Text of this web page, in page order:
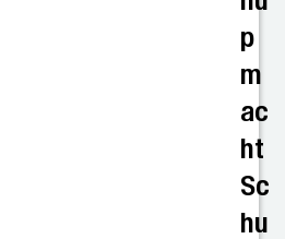
p
m
ac
ht
Sc
hu